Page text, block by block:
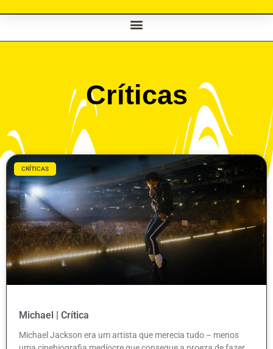
Críticas
CRÍTICAS
Michael | Crítica
Michael Jackson era um artista que merecia tudo – menos